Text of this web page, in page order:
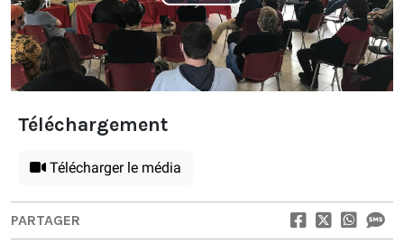
Video
Téléchargement
Télécharger le média
PARTAGER